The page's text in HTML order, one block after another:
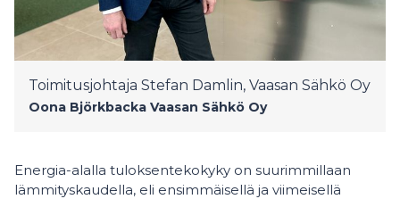
Toimitusjohtaja Stefan Damlin, Vaasan Sähkö Oy
Oona Björkbacka Vaasan Sähkö Oy
Energia-alalla tuloksentekokyky on suurimmillaan
lämmityskaudella, eli ensimmäisellä ja viimeisellä